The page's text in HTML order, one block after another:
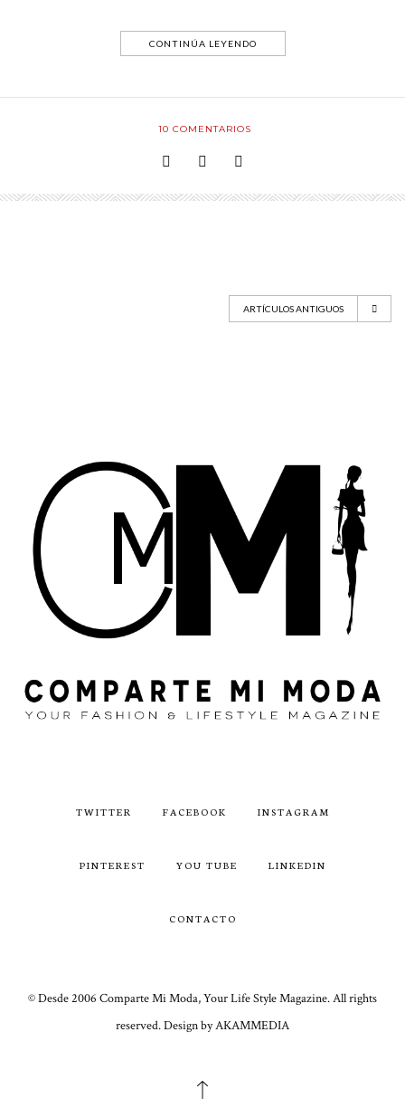
CONTINÚA LEYENDO
10 COMENTARIOS
ARTÍCULOS ANTIGUOS
TWITTER FACEBOOK INSTAGRAM
PINTEREST YOU TUBE LINKEDIN
CONTACTO
© Desde 2006 Comparte Mi Moda, Your Life Style Magazine. All rights
reserved. Design by AKAMMEDIA